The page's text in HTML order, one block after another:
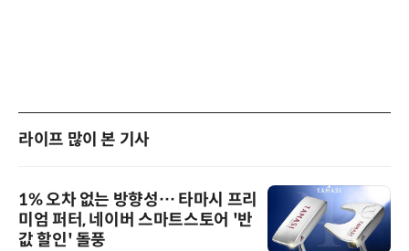
라이프 많이 본 기사
1% 오차 없는 방향성… 타마시 프리
미엄 퍼터, 네이버 스마트스토어 '반
값 할인' 돌풍